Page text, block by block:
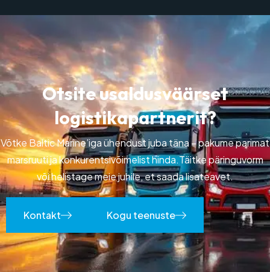
Otsiteusaldusväärset
logistikapartnerit?
Võtke Baltic Marine’iga ühendust juba täna – pakume parimat
marsruuti ja konkurentsivõimelist hinda.Täitke päringuvorm
või helistage meie juhile, et saada lisateavet.
Kontakt Kogu teenuste